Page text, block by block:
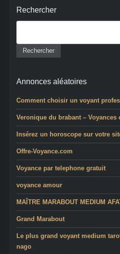
Rechercher
Annonces aléatoires
Comment choisir un voyant
Veronique du brabant – Voyances
Insérez un horoscope sur votre
Offre-Voyance.com
Voyance par telephone gratuit
voyance amour
MAÎTRE MARABOUT MEDIUM
Grand Marabout
Le plus grand voyant medium
nago